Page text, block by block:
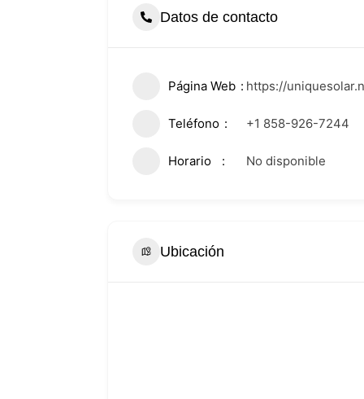
Datos de contacto
Página Web https://
Teléfono +1 858-926-7244
Horario No disponible
Ubicación